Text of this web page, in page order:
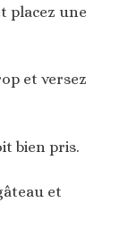
placez une
et versez
bien pris.
et